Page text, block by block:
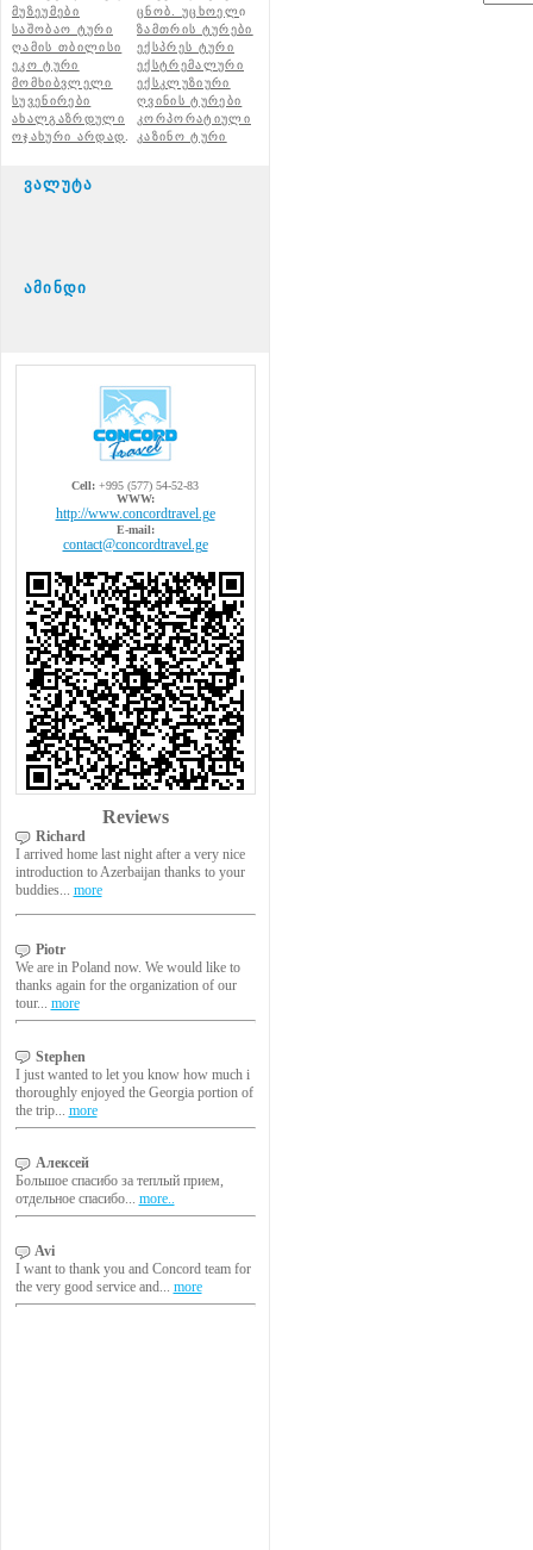
მუზეუმები ცნობ. უცხოელი
საშობაო ტური
ზამთრის ტურები
ღამის თბილისი
ექსპრეს ტური
ეკო ტური
ექსტრემალური
მომხიბვლელი
ექსკლუზიური
სუვენირები
ღვინის ტურები
ახალგაზრდული
კორპორატიული
ოჯახური არდად
კაზინო ტური
ვალუტა
ამინდი
Cell: +995 (577) 54-52-83
WWW:
http://www.concordtravel.ge
E-mail:
contact@concordtravel.ge
Reviews
Richard
I arrived home last night after a very nice
introduction to Azerbaijan thanks to your
buddies... more
Piotr
We are in Poland now. We would like to
thanks again for the organization of our
tour... more
Stephen
I just wanted to let you know how much i
thoroughly enjoyed the Georgia portion of
the trip... more
Алексей
Большое спасибо за теплый прием,
отдельное спасибо... more..
Avi
I want to thank you and Concord team for
the very good service and... more